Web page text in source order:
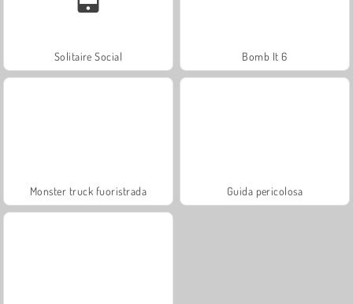
Solitaire Social Bomb It 6
Monster truck fuoristrada Guida pericolosa